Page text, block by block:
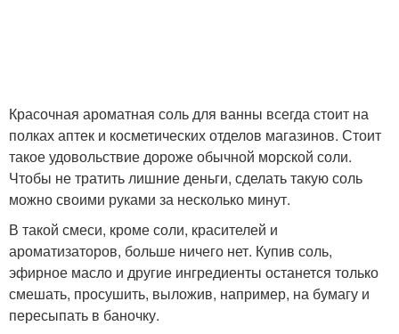
Красочная ароматная соль для ванны всегда стоит на
полках аптек и косметических отделов магазинов. Стоит
такое удовольствие дороже обычной морской соли.
Чтобы не тратить лишние деньги, сделать такую соль
можно своими руками за несколько минут.
В такой смеси, кроме соли, красителей и
ароматизаторов, больше ничего нет. Купив соль,
эфирное масло и другие ингредиенты останется только
смешать, просушить, выложив, например, на бумагу и
пересыпать в баночку.